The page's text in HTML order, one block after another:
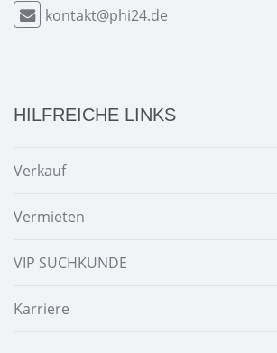
kontakt@phi24.de
HILFREICHE LINKS
Verkauf
Vermieten
VIP SUCHKUNDE
Karriere